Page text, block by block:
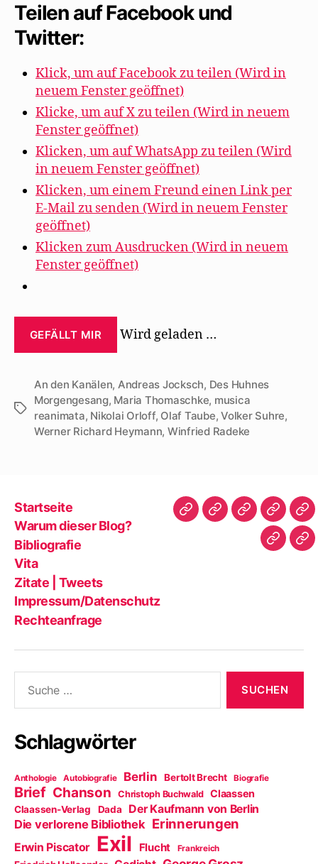
Teilen auf Facebook und
Twitter:
Klick, um auf Facebook zu teilen (Wird in
neuem Fenster geöffnet)
Klicke, um auf X zu teilen (Wird in neuem
Fenster geöffnet)
Klicken, um auf WhatsApp zu teilen (Wird
in neuem Fenster geöffnet)
Klicken, um einem Freund einen Link per
E-Mail zu senden (Wird in neuem Fenster
geöffnet)
Klicken zum Ausdrucken (Wird in neuem
Fenster geöffnet)
GEFÄLLT MIR Wird geladen …
Schlagwörter
An den Kanälen, Andreas Jocksch, Des Huhnes
Morgengesang, Maria Thomaschke, musica
reanimata, Nikolai Orloff, Olaf Taube,Volker Suhre,
Werner Richard Heymann, Winfried Radeke
Startseite
Warum dieser Blog?
Bibliografie
Vita
Zitate | Tweets
Impressum/Datenschutz
Rechteanfrage
Startseite
WarumBibliografie
Vita
|
nach:
Schlagwörter
Anthologie Autobiografie Berlin Bertolt Brecht Biografie
Brief Chanson Christoph Buchwald Claassen
Claassen-Verlag Dada Der Kaufmann von Berlin
Die verlorene Bibliothek Erinnerungen
Erwin Piscator Exil Flucht Frankreich